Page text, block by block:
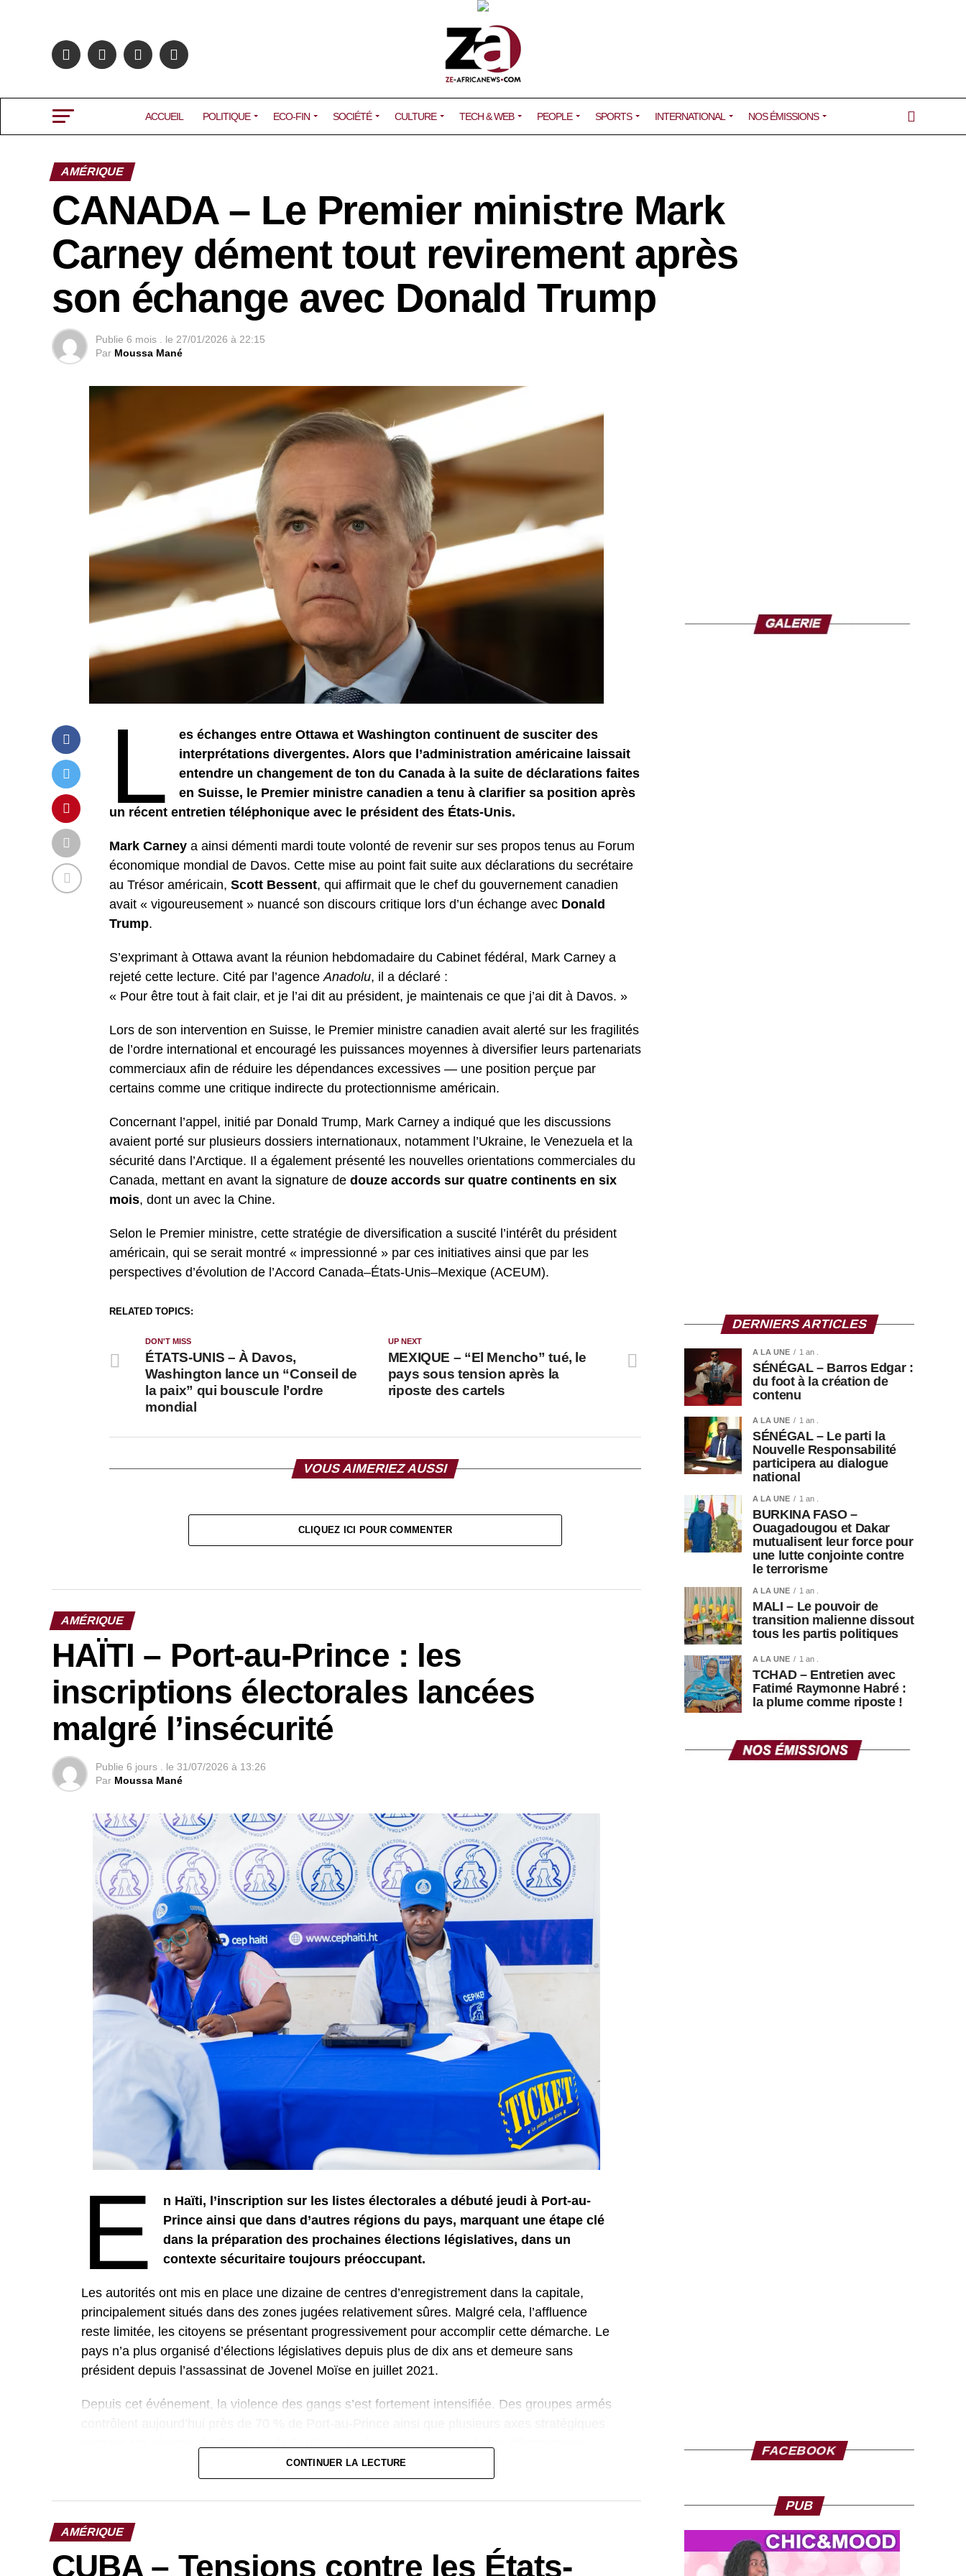
ACCUEIL POLITIQUE ECO-FIN SOCIÉTÉ CULTURE TECH & WEB PEOPLE SPORTS INTERNATIONAL NOS ÉMISSIONS
AMÉRIQUE
CANADA – Le Premier ministre Mark
Carney dément tout revirement après
son échange avec Donald Trump
Publie 6 mois . le 27/01/2026 à 22:15
Par Moussa Mané
L
es échanges entre Ottawa et Washington continuent de susciter des
interprétations divergentes. Alors que l’administration américaine laissait
entendre un changement de ton du Canada à la suite de déclarations faites
en Suisse, le Premier ministre canadien a tenu à clarifier sa position après
un récent entretien téléphonique avec le président des États-Unis.
Mark Carney a ainsi démenti mardi toute volonté de revenir sur ses propos tenus au Forum
économique mondial de Davos. Cette mise au point fait suite aux déclarations du secrétaire
au Trésor américain, Scott Bessent, qui affirmait que le chef du gouvernement canadien
avait « vigoureusement » nuancé son discours critique lors d’un échange avec Donald
Trump.
S’exprimant à Ottawa avant la réunion hebdomadaire du Cabinet fédéral, Mark Carney a
rejeté cette lecture. Cité par l’agenceAnadolu, il a déclaré :
« Pour être tout à fait clair, et je l’ai dit au président, je maintenais ce que j’ai dit à Davos. »
Lors de son intervention en Suisse, le Premier ministre canadien avait alerté sur les fragilités
de l’ordre international et encouragé les puissances moyennes à diversifier leurs partenariats
commerciaux afin de réduire les dépendances excessives — une position perçue par
certains comme une critique indirecte du protectionnisme américain.
Concernant l’appel, initié par Donald Trump, Mark Carney a indiqué que les discussions
avaient porté sur plusieurs dossiers internationaux, notamment l’Ukraine, le Venezuela et la
sécurité dans l’Arctique. Il a également présenté les nouvelles orientations commerciales du
Canada, mettant en avant la signature de douze accords sur quatre continents en six
mois, dont un avec la Chine.
Selon le Premier ministre, cette stratégie de diversification a suscité l’intérêt du président
américain, qui se serait montré « impressionné » par ces initiatives ainsi que par les
perspectives d’évolution de l’Accord Canada–États-Unis–Mexique (ACEUM).
RELATED TOPICS:
UP NEXT
MEXIQUE – “El Mencho” tué, le
pays sous tension après la
riposte des cartels
DON'T MISS
ÉTATS-UNIS – À Davos,
Washington lance un “Conseil de
la paix” qui bouscule l’ordre
mondial
VOUS AIMERIEZ AUSSI
CLIQUEZ ICI POUR COMMENTER
AMÉRIQUE
HAÏTI – Port-au-Prince : les
inscriptions électorales lancées
malgré l’insécurité
Publie 6 jours . le 31/07/2026 à 13:26
Par Moussa Mané
E
n Haïti, l’inscription sur les listes électorales a débuté jeudi à Port-au-
Prince ainsi que dans d’autres régions du pays, marquant une étape clé
dans la préparation des prochaines élections législatives, dans un
contexte sécuritaire toujours préoccupant.
Les autorités ont mis en place une dizaine de centres d’enregistrement dans la capitale,
principalement situés dans des zones jugées relativement sûres. Malgré cela, l’affluence
reste limitée, les citoyens se présentant progressivement pour accomplir cette démarche. Le
pays n’a plus organisé d’élections législatives depuis plus de dix ans et demeure sans
président depuis l’assassinat de Jovenel Moïse en juillet 2021.
Depuis cet événement, la violence des gangs s’est fortement intensifiée. Des groupes armés
Le Premier ministre, non élu, fait face à une pression croissante pour organiser des
participer au scrutin, d’autant que plus de la moitié du corps électoral réside dans les zones
les plus affectées par les violences.
CONTINUER LA LECTURE
AMÉRIQUE
CUBA – Tensions contre les États-
DERNIERS ARTICLES
A LA UNE 1 an .
SÉNÉGAL – Barros Edgar :
du foot à la création de
contenu
A LA UNE 1 an .
SÉNÉGAL – Le parti la
Nouvelle Responsabilité
participera au dialogue
national
A LA UNE 1 an .
BURKINA FASO –
Ouagadougou et Dakar
mutualisent leur force pour
une lutte conjointe contre
le terrorisme
A LA UNE 1 an .
MALI – Le pouvoir de
transition malienne dissout
tous les partis politiques
A LA UNE 1 an .
TCHAD – Entretien avec
Fatimé Raymonne Habré :
la plume comme riposte !
FACEBOOK
PUB